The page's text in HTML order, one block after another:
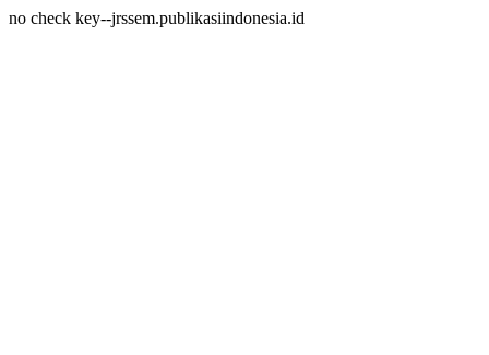
no check key--jrssem.publikasiindonesia.id